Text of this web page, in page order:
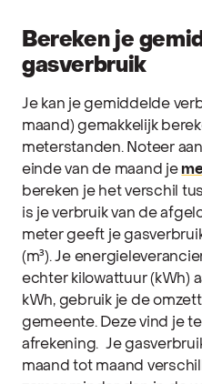
Bereken je
gasverbruik
Je kan je gemiddelde
maand) gemakkelijk
meterstanden. Noteer
einde van de maand je
bereken je het verschil
is je verbruik van de
meter geeft je
(m³). Je
echter kilowattuur (kWh)
kWh, gebruik je de
gemeente. Deze vind je
afrekening. Je
maand tot maand